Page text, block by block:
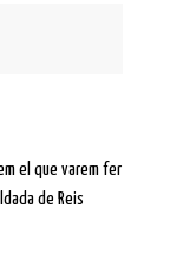
el que varem fer
de Reis